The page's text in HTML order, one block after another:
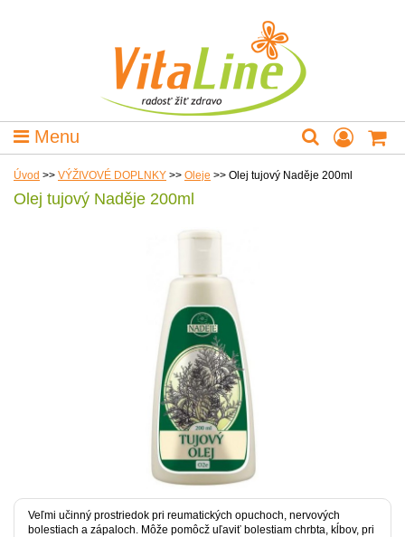
Menu
Úvod >> VÝŽIVOVÉ DOPLNKY >> Oleje >> Olej tujový Naděje 200ml
Olej tujový Naděje 200ml
Veľmi učinný prostriedok pri reumatických opuchoch, nervových
bolestiach a zápaloch. Môže pomôcž uľaviť bolestiam chrbta, kĺbov, pri